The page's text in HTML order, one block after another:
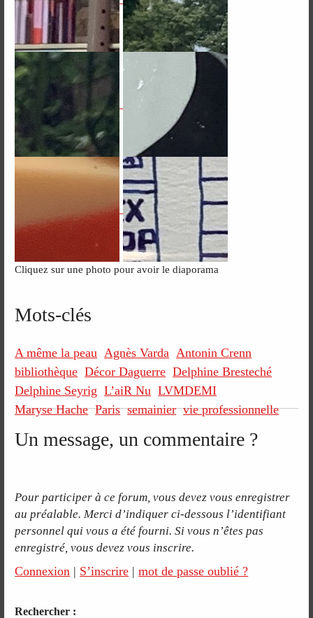
Cliquez sur une photo pour avoir le diaporama
Mots-clés
A même la peau Agnès Varda Antonin Crenn
bibliothèque Décor Daguerre Delphine Bresteché
Delphine Seyrig L’aiR Nu LVMDEMI
Maryse Hache Paris semainier vie professionnelle
Un message, un commentaire ?
Pour participer à ce forum, vous devez vous enregistrer
au préalable. Merci d’indiquer ci-dessous l’identifiant
personnel qui vous a été fourni. Si vous n’êtes pas
enregistré, vous devez vous inscrire.
Connexion | S’inscrire |mot de passe oublié ?
Rechercher :